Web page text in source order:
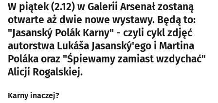
W piątek (2.12) w Galerii Arsenał zostaną
otwarte aż dwie nowe wystawy. Będą to:
"Jasanský Polák Karny" - czyli cykl zdjęć
autorstwa Lukáša Jasanský'ego i Martina
Poláka oraz "Śpiewamy zamiast wzdychać"
Alicji Rogalskiej.
Karny inaczej?